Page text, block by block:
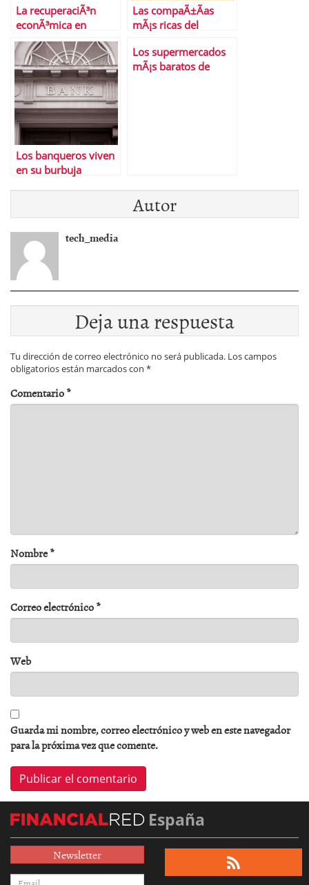
La recuperaciÃ³n
econÃ³mica en
EspaÃ±a,
Â¿consolidada?
Las compaÃ±Ã­as
mÃ¡s ricas del
Los banqueros viven
en su burbuja
Los supermercados
mÃ¡s baratos de
Autor
tech_media
Deja una respuesta
Tu dirección de correo electrónico no será publicada. Los campos
obligatorios están marcados con *
Comentario*
Nombre*
Correo electrónico*
Web
Guarda mi nombre, correo electrónico y web en este navegador
para la próxima vez que comente.
España
Newsletter